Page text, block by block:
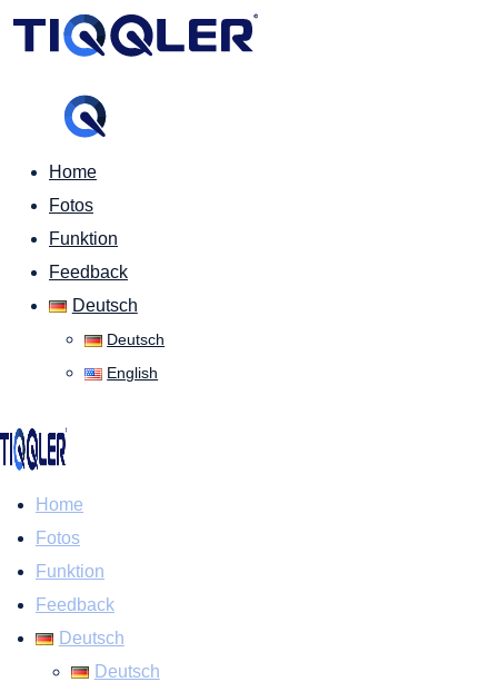
Home
Fotos
Funktion
Feedback
Deutsch
Deutsch
English
Home
Fotos
Funktion
Feedback
Deutsch
Deutsch